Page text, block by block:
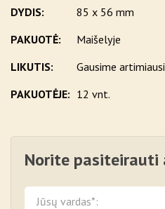
DYDIS:
85 x 56 mm
PAKUOTĖ:
Maišelyje
LIKUTIS:
Gausime
PAKUOTĖJE: 12 vnt.
Norite pasiteirauti